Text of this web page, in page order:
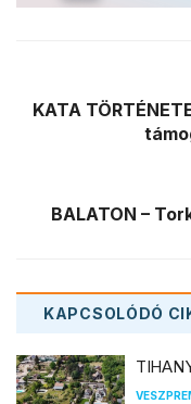
KATA
BALATON –
KAPCSOLÓDÓ